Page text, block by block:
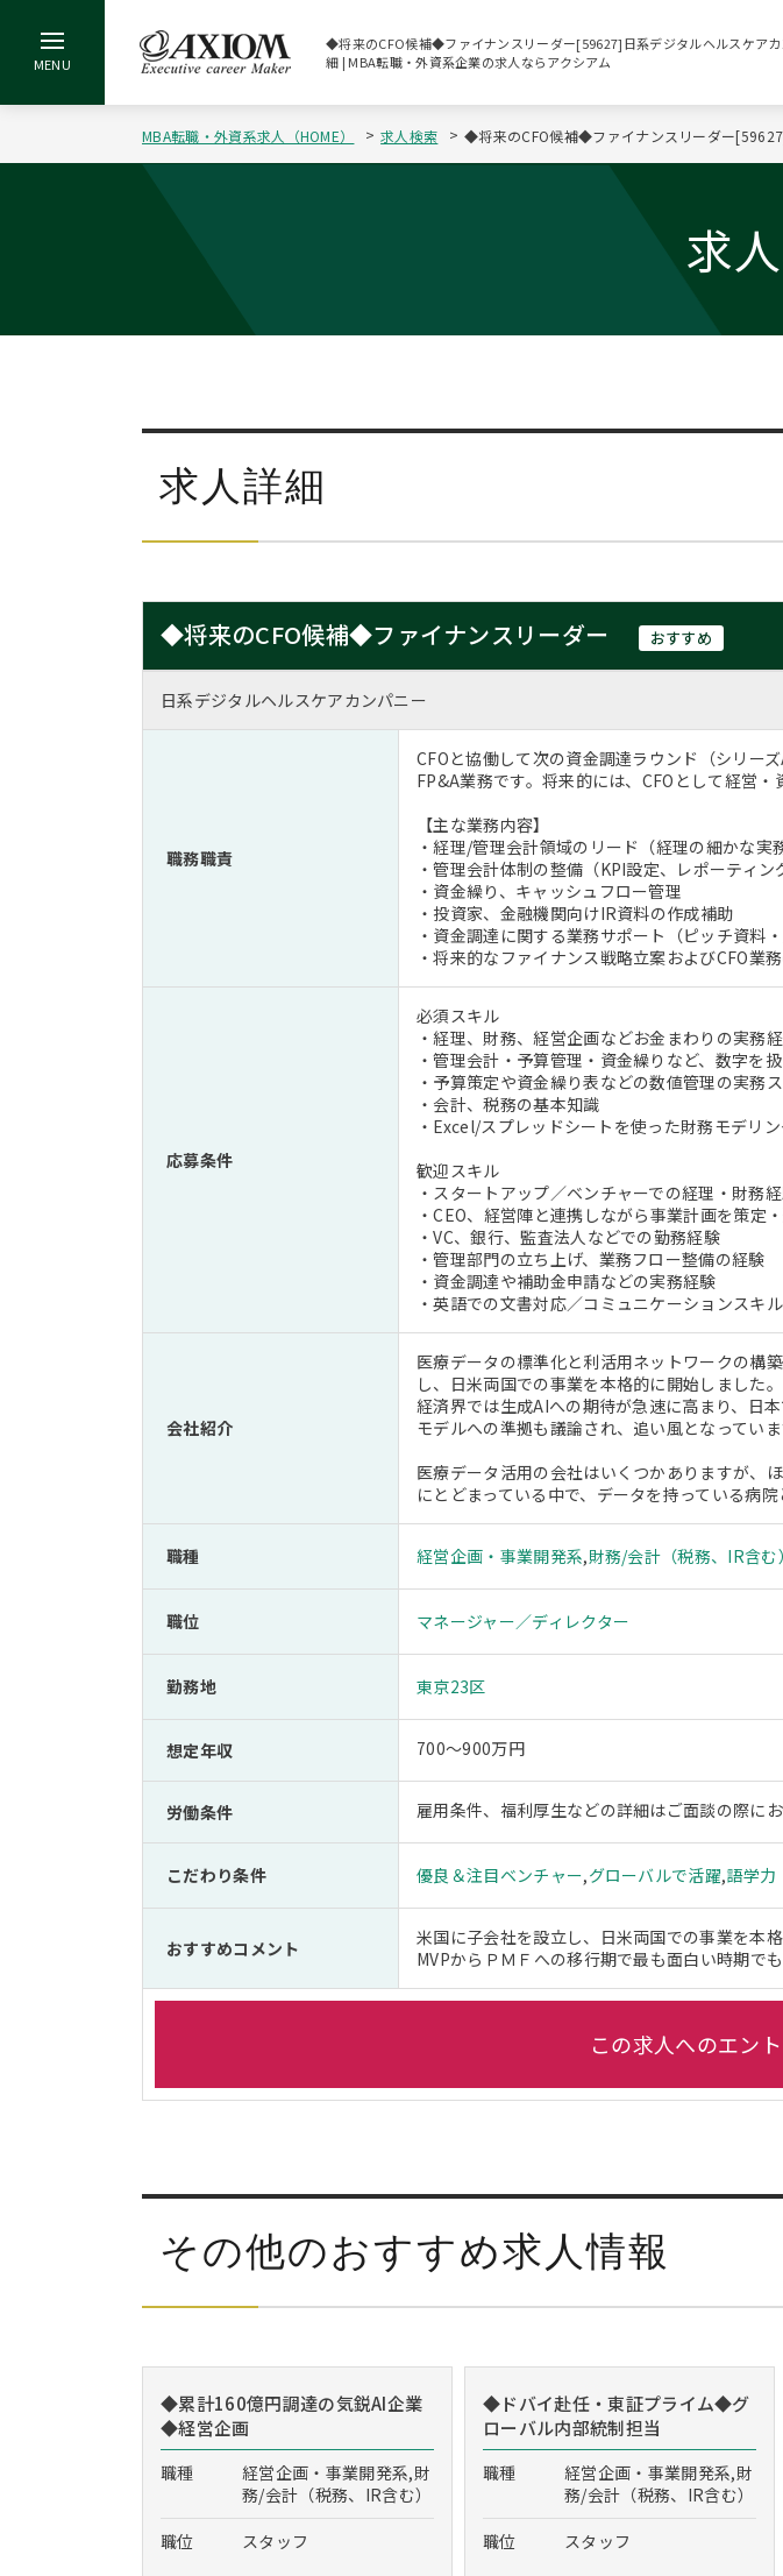
◆将来のCFO候補◆ファイナンスリーダー[59627]日系デジタルヘルスケアカ
細 | MBA転職・外資系企業の求人ならアクシアム
MBA転職・外資系求人（HOME） 求人検索 ◆将来のCFO候補◆ファイナンスリーダー
求
求人詳細
◆将来のCFO候補◆ファイナンスリーダー おすすめ
日系デジタルヘルスケアカンパニー
職務職責
CFOと協働して次の資金調達ラウンド（シリー
FP&A業務です。将来的には、CFOとして経営
【主な業務内容】
・経理/管理会計領域のリード（経理の細かな実
・管理会計体制の整備（KPI設定、レポーティン
・資金繰り、キャッシュフロー管理
・投資家、金融機関向けIR資料の作成補助
・資金調達に関する業務サポート（ピッチ資料
・将来的なファイナンス戦略立案およびCFO業
応募条件
必須スキル
・経理、財務、経営企画などお金まわりの実務
・管理会計・予算管理・資金繰りなど、数字を
・予算策定や資金繰り表などの数値管理の実務
・会計、税務の基本知識
・Excel/スプレッドシートを使った財務モデリ
歓迎スキル
・スタートアップ／ベンチャーでの経理・財務
・CEO、経営陣と連携しながら事業計画を策定
・VC、銀行、監査法人などでの勤務経験
・管理部門の立ち上げ、業務フロー整備の経験
・資金調達や補助金申請などの実務経験
・英語での文書対応／コミュニケーションスキ
会社紹介
医療データの標準化と利活用ネットワークの構
し、日米両国での事業を本格的に開始しました。
経済界では生成AIへの期待が急速に高まり、日
モデルへの準拠も議論され、追い風となっていま
医療データ活用の会社はいくつかありますが、
にとどまっている中で、データを持っている病
職種 経営企画・事業開発系,財務/会計（税務、IR含む）
職位 マネージャー／ディレクター
勤務地 東京23区
想定年収 700～900万円
労働条件 雇用条件、福利厚生などの詳細はご面談の際にお
こだわり条件 優良＆注目ベンチャー,グローバルで活躍,語学力
おすすめコメント
米国に子会社を設立し、日米両国での事業を本
MVPからＰＭＦへの移行期で最も面白い時期で
この求人へのエン
その他のおすすめ求人情報
◆累計160億円調達の気鋭AI企業
◆経営企画
職種
経営企画・事業開発系,財
務/会計（税務、IR含む）
職位
スタッフ
◆ドバイ赴任・東証プライム◆グ
ローバル内部統制担当
職種
経営企画・事業開発系,財
務/会計（税務、IR含む）
職位
スタッフ